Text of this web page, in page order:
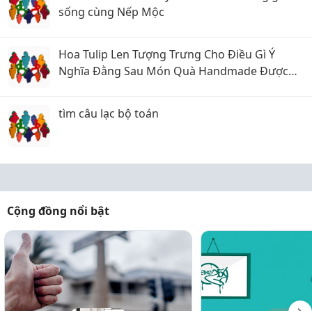
sống cùng Nếp Mộc
Hoa Tulip Len Tượng Trưng Cho Điều Gì Ý
Nghĩa Đằng Sau Món Quà Handmade Được
tìm câu lạc bộ toán
Cộng đồng nổi bật